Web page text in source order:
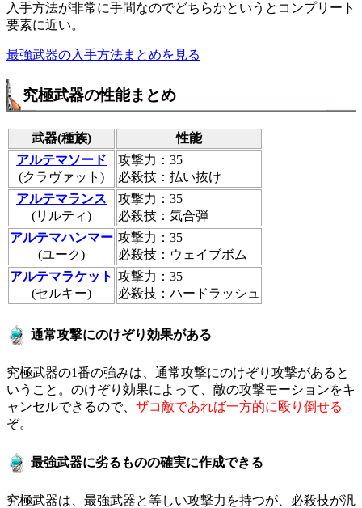
入手方法が非常に手間なのでどちらかというとコンプリート
要素に近い。
最強武器の入手方法まとめを見る
究極武器の性能まとめ
武器(種族)
性能
アルテマソード
(クラヴァット)
攻撃力：35
必殺技：払い抜け
アルテマランス
(リルティ)
攻撃力：35
必殺技：気合弾
アルテマハンマー
(ユーク)
攻撃力：35
必殺技：ウェイブボム
アルテマラケット
(セルキー)
攻撃力：35
必殺技：ハードラッシュ
通常攻撃にのけぞり効果がある
究極武器の1番の強みは、通常攻撃にのけぞり攻撃があると
いうこと。のけぞり効果によって、敵の攻撃モーションをキ
ャンセルできるので、 ザコ敵であれば一方的に殴り倒せる
ぞ。
最強武器に劣るものの確実に作成できる
究極武器は、最強武器と等しい攻撃力を持つが、必殺技が汎